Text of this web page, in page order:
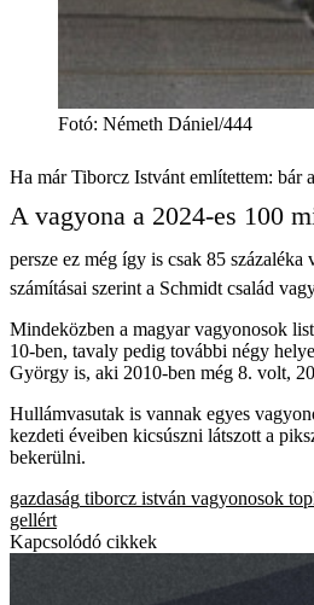
Fotó: Németh Dániel/444
Ha már Tiborcz Istvánt említettem: bár
A vagyona a 2024-es 100
persze ez még így is csak 85
számításai szerint a Schmidt család
Mindeközben a magyar vagyonosok
10-ben, tavaly pedig további négy
György is, aki 2010-ben még 8. volt,
Hullámvasutak is vannak egyes
kezdeti éveiben kicsúszni látszott a
bekerülni.
gazdaság tiborcz istván vagyonosok
gellért
Kapcsolódó cikkek